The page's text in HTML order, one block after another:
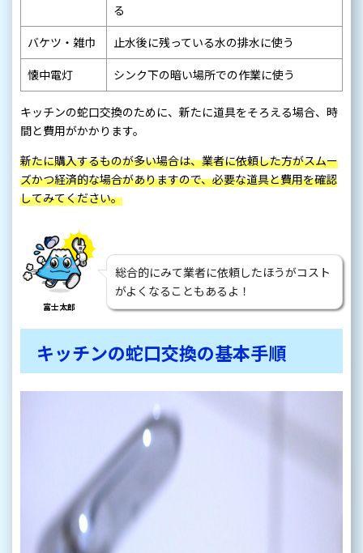
る
バケツ・雑巾
止水後に残っている水の排水に使う
懐中電灯
シンク下の暗い場所での作業に使う
キッチンの蛇口交換のために、新たに道具をそろえる場合、時
間と費用がかかります。
新たに購入するものが多い場合は、業者に依頼した方がスムー
ズかつ経済的な場合がありますので、必要な道具と費用を確認
してみてください。
富士太郎
総合的にみて業者に依頼したほうがコスト
がよくなることもあるよ！
キッチンの蛇口交換の基本手順